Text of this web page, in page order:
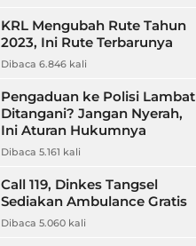
KRL Mengubah Rute Tahun
2023, Ini Rute Terbarunya
Dibaca 6.846 kali
Pengaduan ke Polisi Lambat
Ditangani? Jangan Nyerah,
Ini Aturan Hukumnya
Dibaca 5.161 kali
Call 119, Dinkes Tangsel
Sediakan Ambulance Gratis
Dibaca 5.060 kali